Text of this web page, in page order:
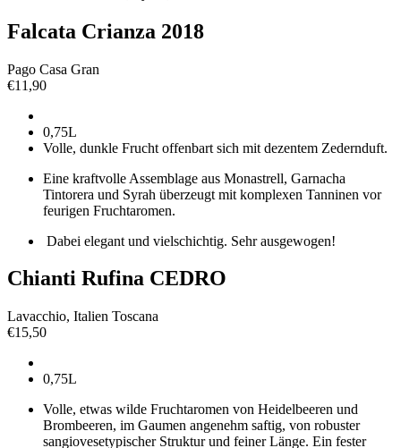
Falcata Crianza 2018
Pago Casa Gran
€11,90
0,75L
Volle, dunkle Frucht offenbart sich mit dezentem Zedernduft.
Eine kraftvolle Assemblage aus Monastrell, Garnacha
Tintorera und Syrah überzeugt mit komplexen Tanninen vor
feurigen Fruchtaromen.
Dabei elegant und vielschichtig. Sehr ausgewogen!
Chianti Rufina CEDRO
Lavacchio, Italien Toscana
€15,50
0,75L
Volle, etwas wilde Fruchtaromen von Heidelbeeren und
Brombeeren, im Gaumen angenehm saftig, von robuster
sangiovesetypischer Struktur und feiner Länge. Ein fester